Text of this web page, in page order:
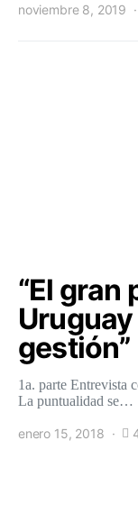
noviembre 8, 2019
“El gran
gestión”
1a. parte Entrevista
La puntualidad se…
enero 15, 2018